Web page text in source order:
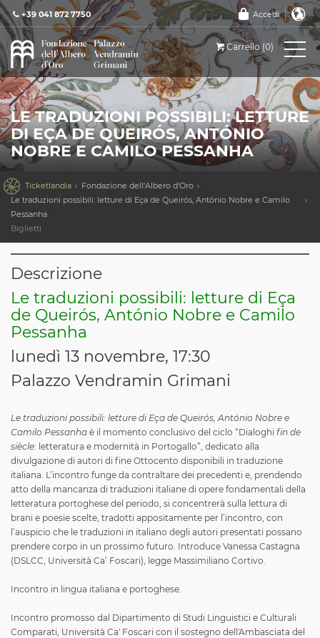
+39 041 872 7750 Accedi
Carrello (0)
LE TRADUZIONI POSSIBILI: LETTURE
DI EÇA DE QUEIRÓS, ANTÓNIO
NOBRE E CAMILO PESSANHA
 Ticketlandia
Fondazione dell'Albero d'Oro
Le traduzioni possibili: letture di Eça de Queirós, António Nobre e Camilo
Pessanha
Biglietti
Descrizione
Le traduzioni possibili: letture di Eça
de Queirós, António Nobre e Camilo
Pessanha
lunedì 13 novembre, 17:30
Palazzo Vendramin Grimani
Le traduzioni possibili: letture di Eça de Queirós, António Nobre e
Camilo Pessanha è il momento conclusivo del ciclo “Dialoghi fin de
siècle: letteratura e modernità in Portogallo”, dedicato alla
divulgazione di autori di fine Ottocento disponibili in traduzione
italiana. L’incontro funge da contraltare dei precedenti e, prendendo
atto della mancanza di traduzioni italiane di opere fondamentali della
letteratura portoghese del periodo, si concentrerà sulla lettura di
brani e poesie scelte, tradotti appositamente per l’incontro, con
l’auspicio che le traduzioni in italiano degli autori presentati possano
prendere corpo in un prossimo futuro. Introduce Vanessa Castagna
(DSLCC, Università Ca’ Foscari), legge Massimiliano Cortivo.
Incontro in lingua italiana e portoghese.
Incontro promosso dal Dipartimento di Studi Linguistici e Culturali
Comparati, Università Ca' Foscari con il sostegno dell'Ambasciata del